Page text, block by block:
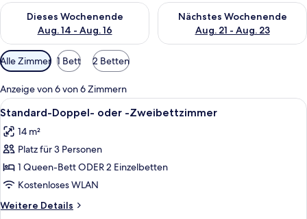
Dieses Wochenende
Aug. 14 - Aug. 16
Überprüfe die Verfügbarkeit für dieses Wochenende, Aug. 14
Nächstes Wochenende
Aug. 21 - Aug. 23
Überprüfe die Verfügbarkeit
Verfügbare
Filter
für
Zimmer
Alle Zimmer 1 Bett 2 Betten
Anzeige von 6 von 6 Zimmern
Alle
Fotos
für
Standard-
Doppel-
oder
-
Zweibettzimmer
Ein Hotelzimmer mit Bett,
7
Standard-Doppel- oder -Zweibettzimmer
14 m²
Platz für 3 Personen
1 Queen-Bett ODER 2 Einzelbetten
Kostenloses WLAN
Weitere Details
Weitere